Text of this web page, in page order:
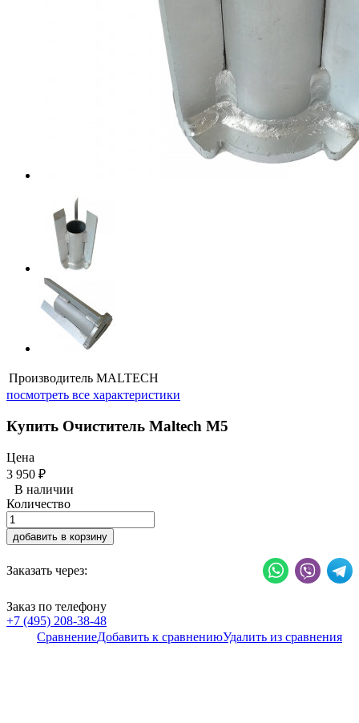
Производитель MALTECH
посмотреть все характеристики
Купить Очиститель Maltech М5
Цена
3 950 ₽
В наличии
Количество
добавить в корзину
Заказать через:
Заказ по телефону
+7 (495) 208-38-48
СравнениеДобавить к сравнениюУдалить из сравнения